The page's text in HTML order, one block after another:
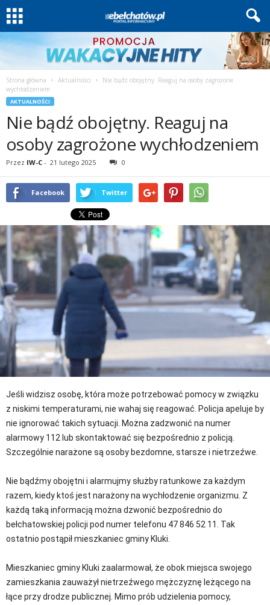
Strona główna Aktualności
Nie bądź obojętny. Reaguj na osoby zagrożone
wychłodzeniem
AKTUALNOŚCI
Nie bądź obojętny. Reaguj na
osoby zagrożone wychłodzeniem
Przez IW-C - 21 lutego 2025 0
Facebook Twitter
Jeśli widzisz osobę, która może potrzebować pomocy w związku
z niskimi temperaturami, nie wahaj się reagować. Policja apeluje by
nie ignorować takich sytuacji. Można zadzwonić na numer
alarmowy 112 lub skontaktować się bezpośrednio z policją.
Szczególnie narażone są osoby bezdomne, starsze i nietrzeźwe.
Nie bądźmy obojętni i alarmujmy służby ratunkowe za każdym
razem, kiedy ktoś jest narażony na wychłodzenie organizmu. Z
każdą taką informacją można dzwonić bezpośrednio do
bełchatowskiej policji pod numer telefonu 47 846 52 11. Tak
ostatnio postąpił mieszkaniec gminy Kluki.
Mieszkaniec gminy Kluki zaalarmował, że obok miejsca swojego
zamieszkania zauważył nietrzeźwego mężczyznę leżącego na
łące przy drodze publicznej. Mimo prób udzielenia pomocy,